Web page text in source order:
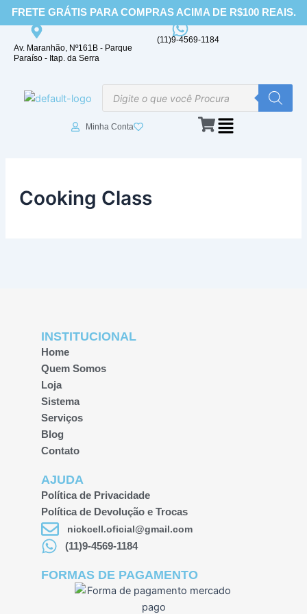
para
conteúdo
FRETE GRÁTIS PARA COMPRAS ACIMA DE R$100 REAIS.
Av. Maranhão, Nº161B - Parque
Paraíso - Itap. da Serra
(11)9-4569-1184
produtos
Minha Conta
Cooking Class
INSTITUCIONAL
Home
Quem Somos
Loja
Sistema
Serviços
Blog
Contato
AJUDA
Política de Privacidade
Política de Devolução e Trocas
nickcell.oficial@gmail.com
(11)9-4569-1184
FORMAS DE PAGAMENTO